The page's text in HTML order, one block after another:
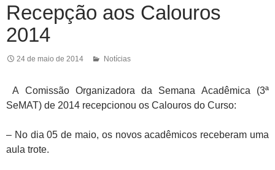
Recepção aos Calouros
2014
24 de maio de 2014 Notícias
A Comissão Organizadora da Semana Acadêmica (3ª
SeMAT) de 2014 recepcionou os Calouros do Curso:
– No dia 05 de maio, os novos acadêmicos receberam uma
aula trote.